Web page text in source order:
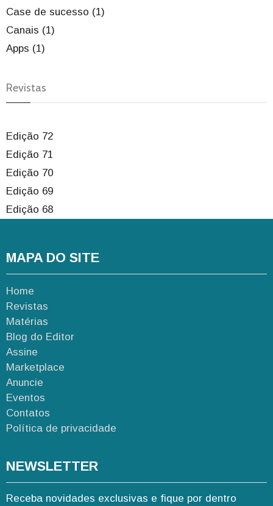
Case de sucesso (1)
Canais (1)
Apps (1)
Revistas
Edição 72
Edição 71
Edição 70
Edição 69
Edição 68
MAPA DO SITE
Home
Revistas
Matérias
Blog do Editor
Assine
Marketplace
Anuncie
Eventos
Contatos
Política de privacidade
NEWSLETTER
Receba novidades exclusivas e fique por dentro